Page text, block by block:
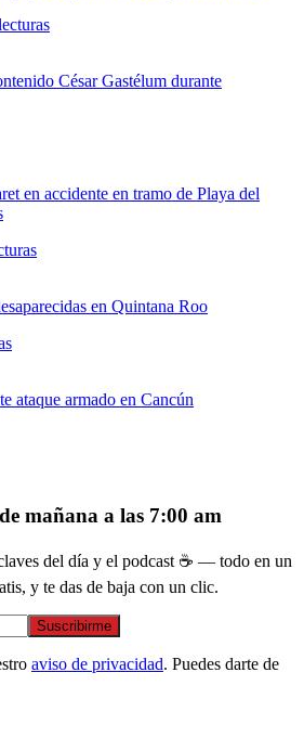
César Gastélum durante
en accidente en tramo de Playa del
en Quintana Roo
ataque armado en Cancún
mañana a las 7:00 am
del día y el podcast ☕ — todo en un
y te das de baja con un clic.
Suscribirme
aviso de privacidad. Puedes darte de